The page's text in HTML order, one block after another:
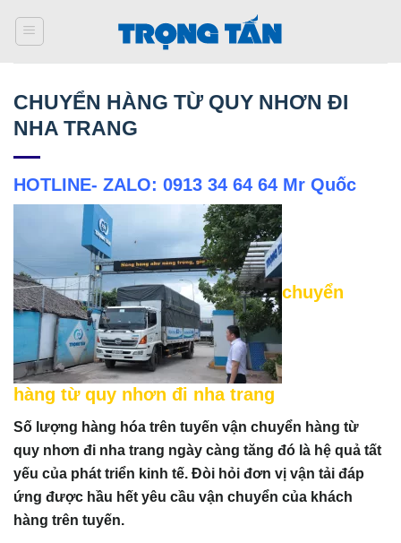
qua
CHUYỂN HÀNG TỪ QUY NHƠN ĐI
NHA TRANG
HOTLINE- ZALO: 0913 34 64 64 Mr Quốc
chuyển
hàng từ quy nhơn đi nha trang
Số lượng hàng hóa trên tuyến vận chuyển hàng từ
quy nhơn đi nha trang ngày càng tăng đó là hệ quả tất
yếu của phát triển kinh tế. Đòi hỏi đơn vị vận tải đáp
ứng được hầu hết yêu cầu vận chuyển của khách
hàng trên tuyến.